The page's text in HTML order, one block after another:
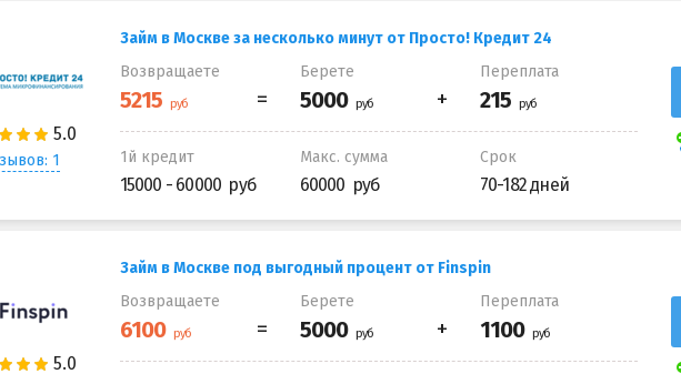
1
Займ в Москве за несколько минут от Просто! Кредит 24
Возвращаете
Берете Переплата
1й кредит
15000 - 60000
Макс. сумма
60000
Срок
70-182 дней
Займ в Москве под выгодный процент от Finspin
Возвращаете
Берете Переплата